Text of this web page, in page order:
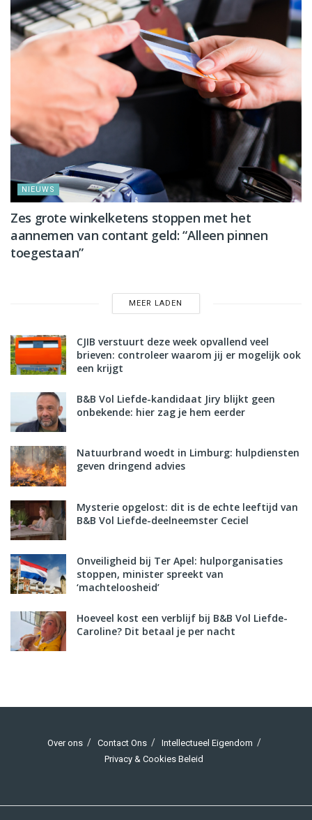
NIEUWS
Zes grote winkelketens stoppen met het
aannemen van contant geld: “Alleen pinnen
toegestaan”
MEER LADEN
CJIB verstuurt deze week opvallend veel
brieven: controleer waarom jij er mogelijk ook
een krijgt
B&B Vol Liefde-kandidaat Jiry blijkt geen
onbekende: hier zag je hem eerder
Natuurbrand woedt in Limburg: hulpdiensten
geven dringend advies
Mysterie opgelost: dit is de echte leeftijd van
B&B Vol Liefde-deelneemster Ceciel
Onveiligheid bij Ter Apel: hulporganisaties
stoppen, minister spreekt van
‘machteloosheid’
Hoeveel kost een verblijf bij B&B Vol Liefde-
Caroline? Dit betaal je per nacht
Over ons Contact Ons
Intellectueel Eigendom
Privacy & Cookies Beleid